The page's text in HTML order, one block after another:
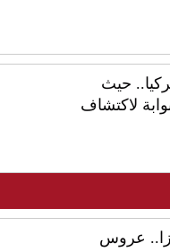
حيث
لاكتشاف
عروس